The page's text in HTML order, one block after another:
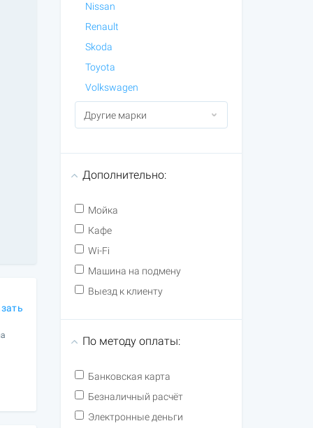
Nissan
Renault
Skoda
Toyota
Volkswagen
Дополнительно:
Мойка
Кафе
Wi-Fi
Машина на подмену
Выезд к клиенту
По методу оплаты:
Банковская карта
Безналичный расчёт
Электронные деньги